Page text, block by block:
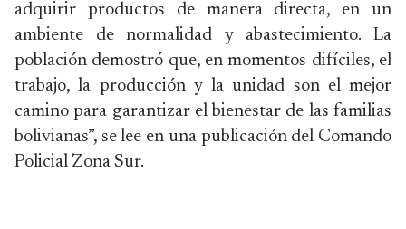
adquirir productos de manera directa, en un
ambiente de normalidad y abastecimiento. La
población demostró que, en momentos difíciles, el
trabajo, la producción y la unidad son el mejor
camino para garantizar el bienestar de las familias
bolivianas”, se lee en una publicación del Comando
Policial Zona Sur.